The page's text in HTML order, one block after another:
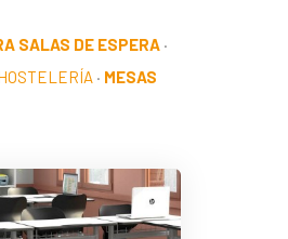
SALAS DE ESPERA·
· MESAS